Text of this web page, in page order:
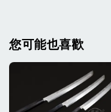
您可能也喜歡